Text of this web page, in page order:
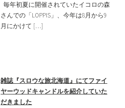
毎年初夏に開催されていたイコロの森
さんでの「LOPPIS」、今年は8月から9
月にかけて […]
雑誌『スロウな旅北海道』にてファイ
ヤーウッドキャンドルを紹介していた
だきました